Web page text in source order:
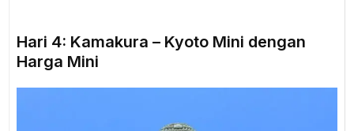
Hari 4: Kamakura – Kyoto Mini dengan
Harga Mini